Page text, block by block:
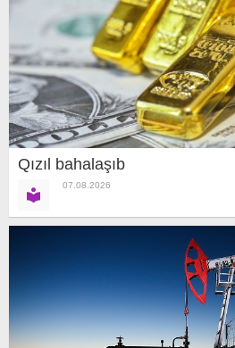
Qızıl bahalaşıb
07.08.2026